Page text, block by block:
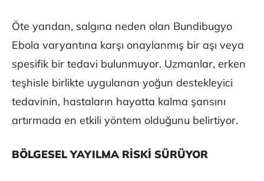
Öte yandan, salgına neden olan Bundibugyo
Ebola varyantına karşı onaylanmış bir aşı veya
spesifik bir tedavi bulunmuyor. Uzmanlar, erken
teşhisle birlikte uygulanan yoğun destekleyici
tedavinin, hastaların hayatta kalma şansını
artırmada en etkili yöntem olduğunu belirtiyor.
BÖLGESEL YAYILMA RİSKİ SÜRÜYOR